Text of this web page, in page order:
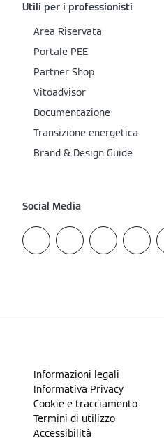
Utili per i professionisti
Area Riservata
Portale PEE
Partner Shop
Vitoadvisor
Documentazione
Transizione energetica
Brand & Design Guide
Social Media
Informazioni legali
Informativa Privacy
Cookie e tracciamento
Termini di utilizzo
Accessibilità